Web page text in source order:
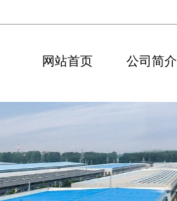
网站首页 公司简介